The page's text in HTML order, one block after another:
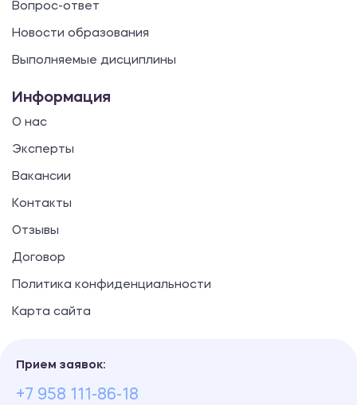
Вопрос-ответ
Новости образования
Выполняемые дисциплины
Информация
О нас
Эксперты
Вакансии
Контакты
Отзывы
Договор
Политика конфиденциальности
Карта сайта
Прием заявок:
+7 958 111-86-18